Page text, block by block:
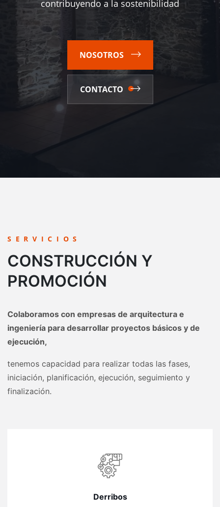
contribuyendo a la sostenibilidad
NOSOTROS
CONTACTO
SERVICIOS
CONSTRUCCIÓN Y
PROMOCIÓN
Colaboramos con empresas de arquitectura e
ingeniería para desarrollar proyectos básicos y de
ejecución,
tenemos capacidad para realizar todas las fases,
iniciación, planificación, ejecución, seguimiento y
finalización.
Derribos